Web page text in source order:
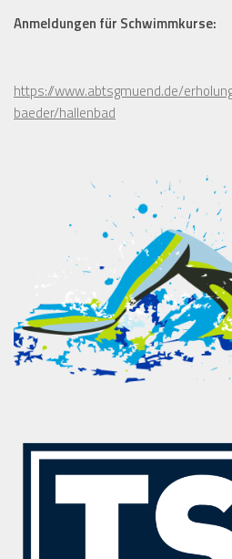
Anmeldungen für Schwimmkurse:
https://www.abtsgmuend.de/
baeder/hallenbad